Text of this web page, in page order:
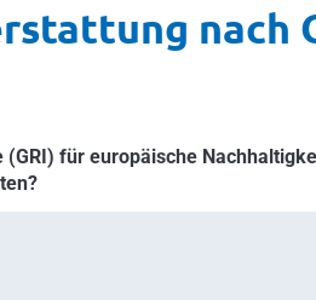
nach
für europäische